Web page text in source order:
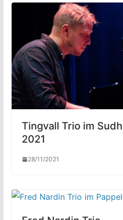
Tingvall Trio im
2021
28/11/2021